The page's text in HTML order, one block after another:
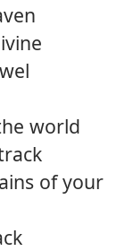
world
of your